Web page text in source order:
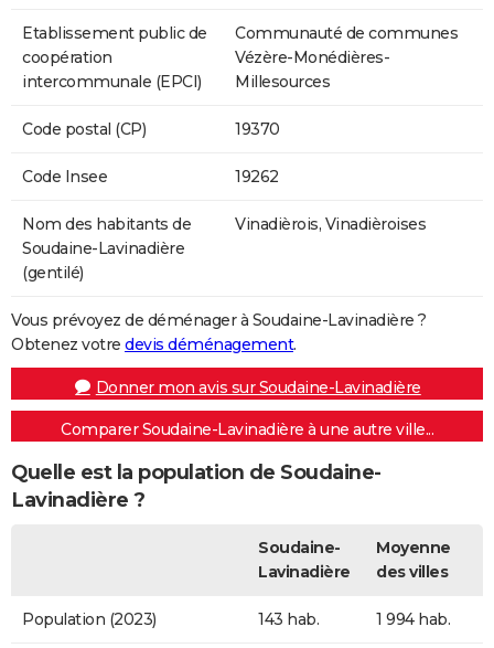
Etablissement public de
coopération
intercommunale (EPCI)
Communauté de communes
Vézère-Monédières-
Millesources
Code postal (CP) 19370
Code Insee 19262
Nom des habitants de
Soudaine-Lavinadière
(gentilé)
Vinadièrois, Vinadièroises
Vous prévoyez de déménager à Soudaine-Lavinadière ?
Obtenez votre devis déménagement.
Donner mon avis sur Soudaine-Lavinadière
Comparer Soudaine-Lavinadière à une autre ville...
Quelle est la population de Soudaine-
Lavinadière ?
Soudaine-
Lavinadière
Moyenne
des villes
Population (2023) 143 hab. 1 994 hab.